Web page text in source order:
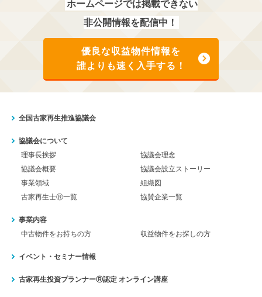
ホームページでは掲載できない
非公開情報を配信中！
優良な収益物件情報を
誰よりも速く入手する！
全国古家再生推進協議会
協議会について
理事長挨拶
協議会理念
協議会概要
協議会設立ストーリー
事業領域
組織図
古家再生士Ⓡ一覧
協賛企業一覧
事業内容
中古物件をお持ちの方
収益物件をお探しの方
イベント・セミナー情報
古家再生投資プランナーⓇ認定 オンライン講座